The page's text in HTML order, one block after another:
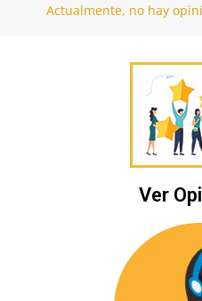
Actualmente, no hay
Ver